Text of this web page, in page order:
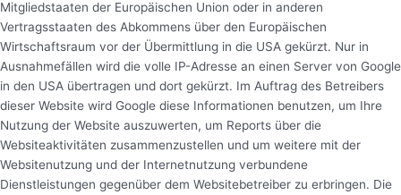
Mitgliedstaaten der Europäischen Union oder in anderen
Vertragsstaaten des Abkommens über den Europäischen
Wirtschaftsraum vor der Übermittlung in die USA gekürzt. Nur in
Ausnahmefällen wird die volle IP-Adresse an einen Server von Google
in den USA übertragen und dort gekürzt. Im Auftrag des Betreibers
dieser Website wird Google diese Informationen benutzen, um Ihre
Nutzung der Website auszuwerten, um Reports über die
Websiteaktivitäten zusammenzustellen und um weitere mit der
Websitenutzung und der Internetnutzung verbundene
Dienstleistungen gegenüber dem Websitebetreiber zu erbringen. Die